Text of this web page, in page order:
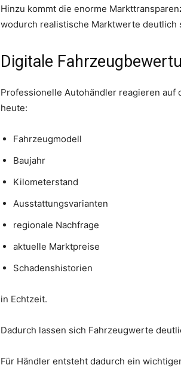
Hinzu kommt die enorme
wodurch realistische Marktwerte deutlich
Digitale
Professionelle Autohändler reagieren
heute:
Fahrzeugmodell
Baujahr
Kilometerstand
Ausstattungsvarianten
regionale Nachfrage
aktuelle Marktpreise
Schadenshistorien
in Echtzeit.
Dadurch lassen sich Fahrzeugwerte
Für Händler entsteht dadurch ein